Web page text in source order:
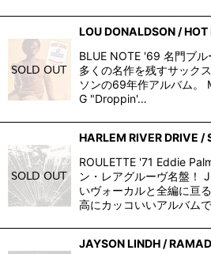
LOU DONALDSON / HOT
BLUE NOTE '69 名門ブ
多くの名作を残すサック
ソンの69年作アルバム
G "Droppin'…
HARLEM RIVER DRIVE /
ROULETTE '71 Eddie
ン・レアグルーヴ名盤！
いヴォーカルと全編に亘
高にカッコいいアルバム
JAYSON LINDH /